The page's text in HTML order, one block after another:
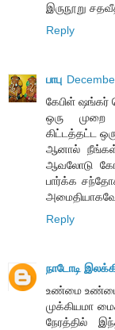
இருநூறு
Reply
பாபு
கேபிள் ஷங்கர்
ஒரு முறை
கிட்டத்தட்ட
ஆனால் நீங்கள்
ஆவலோடு
பார்க்க
Reply
நாடோடி
உண்மை
முக்கியமா
நேரத்தில்